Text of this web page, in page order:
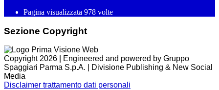
Pagina visualizzata 978 volte
Sezione Copyright
Copyright 2026 | Engineered and powered by Gruppo
Spaggiari Parma S.p.A. | Divisione Publishing & New Social
Media
Disclaimer trattamento dati personali